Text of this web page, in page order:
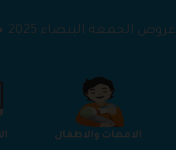
عروض الجمعة البيضاء 2025 🔥
الترفيه